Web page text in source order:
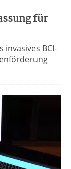
für
invasives BCI-